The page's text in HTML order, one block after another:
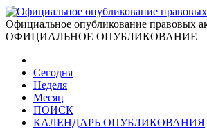
Официальное опубликование правовых
ОФИЦИАЛЬНОЕ ОПУБЛИКОВАНИЕ
Сегодня
Неделя
Месяц
ПОИСК
КАЛЕНДАРЬ ОПУБЛИКОВАНИЯ